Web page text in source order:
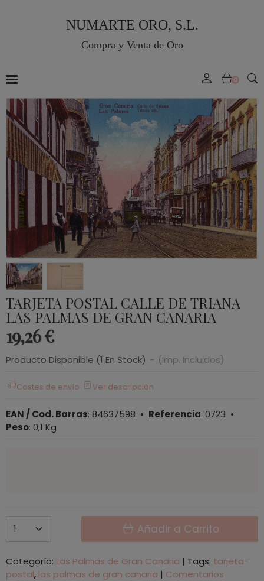
NUMARTE ORO, S.L.
Compra y Venta de Oro
0
TARJETA POSTAL CALLE DE TRIANA
LAS PALMAS DE GRAN CANARIA
19,26 €
Producto Disponible (1 En Stock) - (Imp. Incluidos)
Costes de envío Ver descripción
EAN / Cod. Barras: 84637598 • Referencia: 0723 •
Peso: 0,1 Kg
Añadir a Carrito
Categoría: Las Palmas de Gran Canaria | Tags: tarjeta-
postal las palmas de gran canaria | Comentarios